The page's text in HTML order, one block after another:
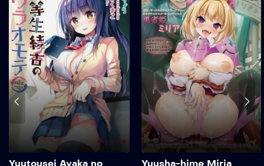
Yuutousei Ayaka no Yuusha-hime Miria